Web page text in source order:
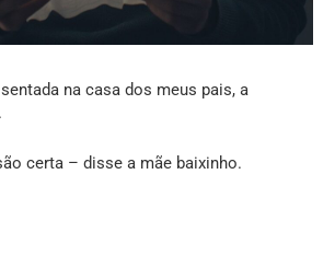
na casa dos meus pais, a
certa – disse a mãe baixinho.